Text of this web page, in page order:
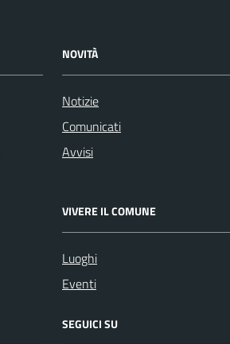
NOVITÀ
Notizie
Comunicati
Avvisi
VIVERE IL COMUNE
Luoghi
Eventi
SEGUICI SU